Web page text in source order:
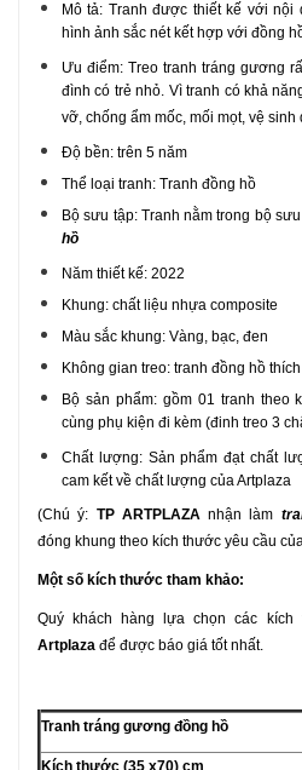
Mô tả: Tranh được thiết kế với nội
hình ảnh sắc nét kết hợp với đồng
Ưu điểm: Treo tranh tráng gương
đình có trẻ nhỏ. Vì tranh có khả
vỡ, chống ẩm mốc, mối mọt, vệ sinh
Độ bền: trên 5 năm
Thể loại tranh: Tranh đồng hồ
Bộ sưu tập: Tranh nằm trong bộ
hồ
Năm thiết kế: 2022
Khung: chất liệu nhựa composite
Màu sắc khung: Vàng, bạc, đen
Không gian treo: tranh đồng hồ
Bộ sản phẩm: gồm 01 tranh theo
cùng phụ kiện đi kèm (đinh treo 3
Chất lượng: Sản phẩm đạt chất
cam kết về chất lượng của Artplaza
(Chú ý: TP ARTPLAZAnhận làm
đóng khung theo kích thước yêu cầu
Một số kích thước tham khảo:
Quý khách hàng lựa chọn các
Artplaza để được báo giá tốt nhất.
Tranh tráng gương đồng hồ
Kích thước (35 x70) cm